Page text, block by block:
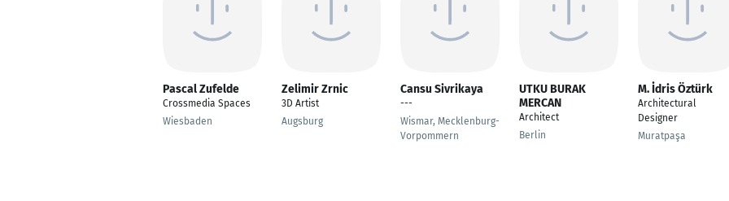
Pascal Zufelde
Crossmedia Spaces
Wiesbaden
Zelimir Zrnic
3D Artist
Augsburg
Cansu Sivrikaya
---
Wismar, Mecklenburg-
Vorpommern
UTKU BURAK
MERCAN
Architect
Berlin
M. İdris Öztürk
Architectural
Designer
Muratpaşa